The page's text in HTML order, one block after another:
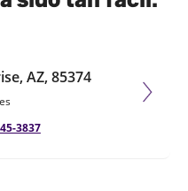
AZ, 85374
3837